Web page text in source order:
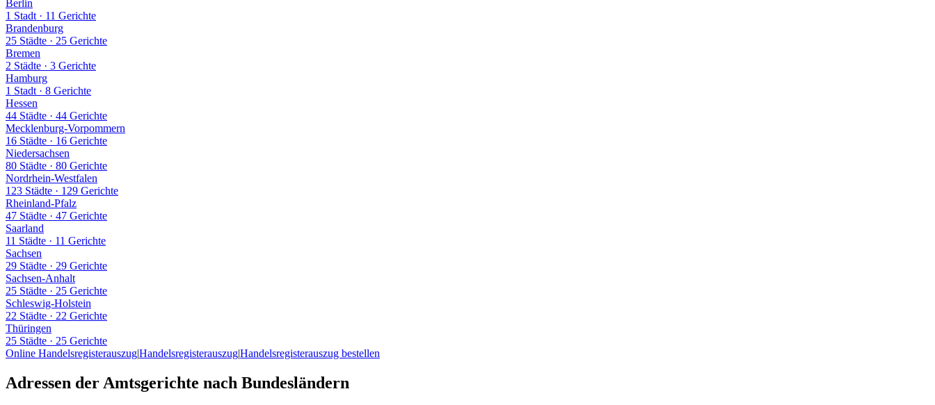
Berlin
1 Stadt · 11 Gerichte
Brandenburg
25 Städte · 25 Gerichte
Bremen
2 Städte · 3 Gerichte
Hamburg
1 Stadt · 8 Gerichte
Hessen
44 Städte · 44 Gerichte
Mecklenburg-Vorpommern
16 Städte · 16 Gerichte
Niedersachsen
80 Städte · 80 Gerichte
Nordrhein-Westfalen
123 Städte · 129 Gerichte
Rheinland-Pfalz
47 Städte · 47 Gerichte
Saarland
11 Städte · 11 Gerichte
Sachsen
29 Städte · 29 Gerichte
Sachsen-Anhalt
25 Städte · 25 Gerichte
Schleswig-Holstein
22 Städte · 22 Gerichte
Thüringen
25 Städte · 25 Gerichte
Online Handelsregisterauszug|Handelsregisterauszug|Handelsregisterauszug bestellen
Adressen der Amtsgerichte nach Bundesländern